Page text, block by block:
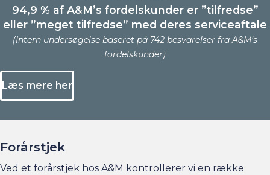
94,9 % af A&M’s fordelskunder er ”tilfredse”
eller ”meget tilfredse” med deres serviceaftale
(Intern undersøgelse baseret på 742 besvarelser fra A&M’s
fordelskunder)
Læs mere her
Forårstjek
Ved et forårstjek hos A&M kontrollerer vi en række